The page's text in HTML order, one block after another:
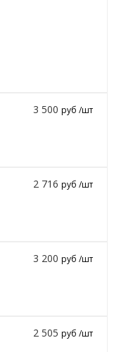
3 500руб /шт
2 716руб /шт
3 200руб /шт
2 505руб /шт